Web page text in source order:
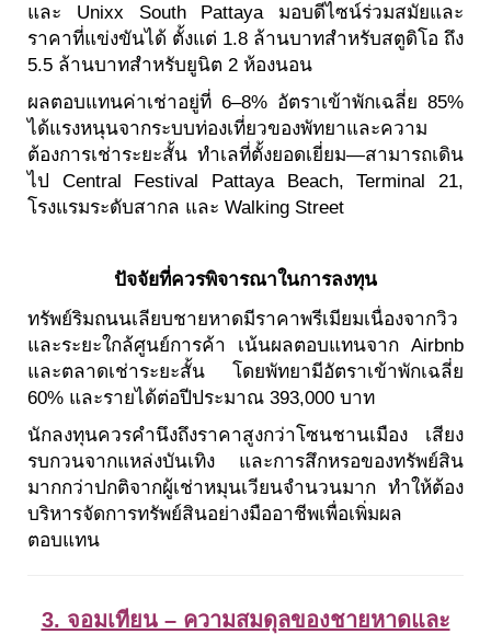
และ Unixx South Pattaya มอบดีไซน์ร่วมสมัยและ
ราคาที่แข่งขันได้ ตั้งแต่ 1.8 ล้านบาทสำหรับสตูดิโอ ถึง
5.5 ล้านบาทสำหรับยูนิต 2 ห้องนอน
ผลตอบแทนค่าเช่าอยู่ที่ 6–8% อัตราเข้าพักเฉลี่ย 85%
ได้แรงหนุนจากระบบท่องเที่ยวของพัทยาและความ
ต้องการเช่าระยะสั้น ทำเลที่ตั้งยอดเยี่ยม—สามารถเดิน
ไป Central Festival Pattaya Beach, Terminal 21,
โรงแรมระดับสากล และ Walking Street
ปัจจัยที่ควรพิจารณาในการลงทุน
ทรัพย์ริมถนนเลียบชายหาดมีราคาพรีเมียมเนื่องจากวิว
และระยะใกล้ศูนย์การค้า เน้นผลตอบแทนจาก Airbnb
และตลาดเช่าระยะสั้น โดยพัทยามีอัตราเข้าพักเฉลี่ย
60% และรายได้ต่อปีประมาณ 393,000 บาท
นักลงทุนควรคำนึงถึงราคาสูงกว่าโซนชานเมือง เสียง
รบกวนจากแหล่งบันเทิง และการสึกหรอของทรัพย์สิน
มากกว่าปกติจากผู้เช่าหมุนเวียนจำนวนมาก ทำให้ต้อง
บริหารจัดการทรัพย์สินอย่างมืออาชีพเพื่อเพิ่มผล
ตอบแทน
3. จอมเทียน – ความสมดุลของชายหาดและ